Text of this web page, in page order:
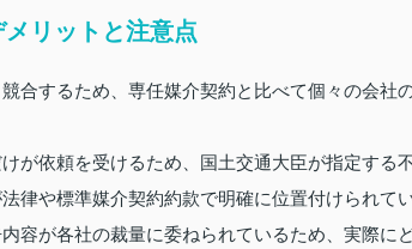
リットと注意点
合するため、専任媒介契約と比べて個々の会社
が依頼を受けるため、国土交通大臣が指定する
律や標準媒介契約約款で明確に位置付けられてい
容が各社の裁量に委ねられているため、実際に